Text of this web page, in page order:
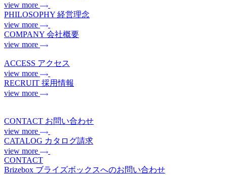
view more
PHILOSOPHY 経営理念
view more
COMPANY 会社概要
view more
ACCESS アクセス
view more
RECRUIT 採用情報
view more
CONTACT お問い合わせ
view more
CATALOG カタログ請求
view more
CONTACT
Brizebox ブライズボックスへのお問い合わせ